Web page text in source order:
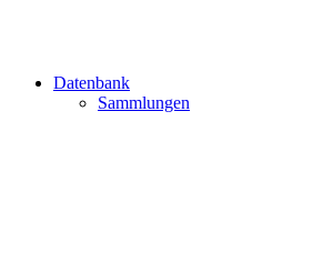
Datenbank
Sammlungen